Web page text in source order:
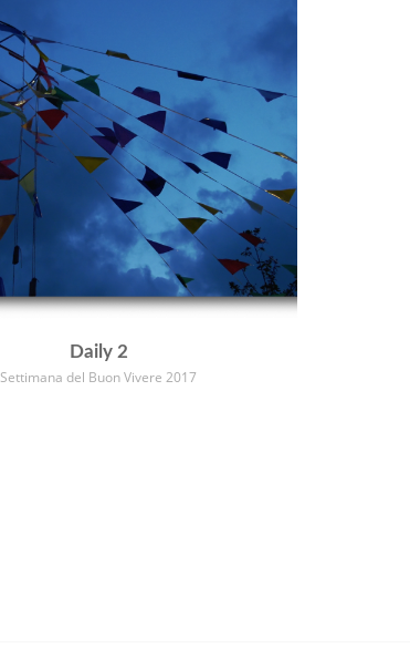
Daily 2
Settimana del Buon Vivere 2017